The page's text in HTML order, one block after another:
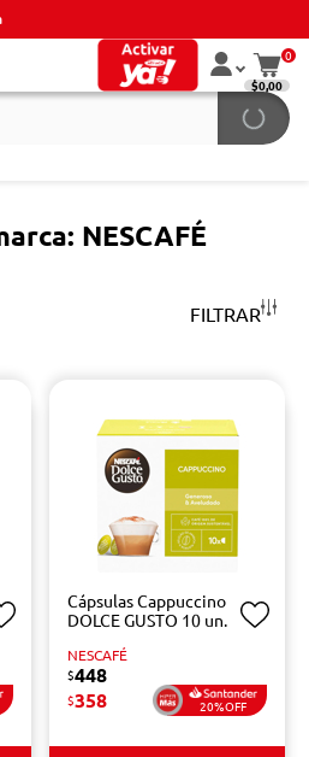
0
$0,00
NESCAFÉ
FILTRAR
Cápsulas Cappuccino
DOLCE GUSTO 10 un.
NESCAFÉ
$448
$358 20%OFF